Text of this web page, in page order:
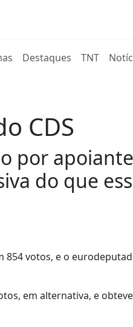
Destaques TNT
CDS
por
do que
854 votos, e o
em alternativa, e obteve